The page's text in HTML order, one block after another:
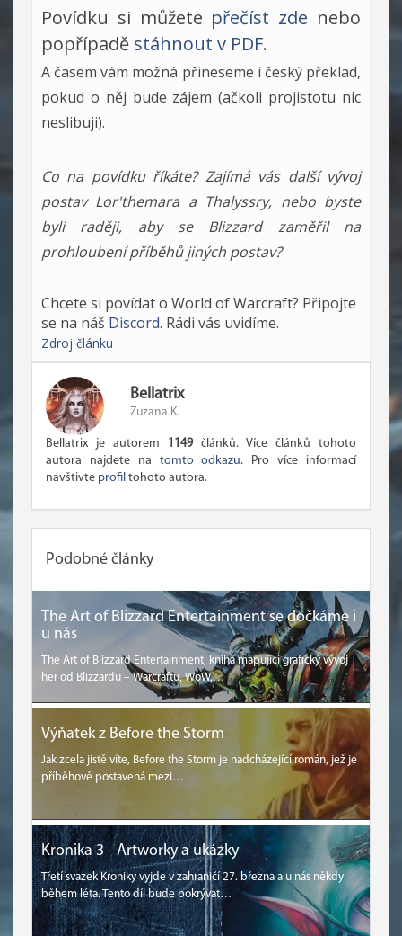
Povídku si můžete přečíst zde nebo
popřípadě stáhnout v PDF.
A časem vám možná přineseme i český překlad,
pokud o něj bude zájem (ačkoli projistotu nic
neslibuji).
Co na povídku říkáte? Zajímá vás další vývoj
postav Lor'themara a Thalyssry, nebo byste
byli raději, aby se Blizzard zaměřil na
prohloubení příběhů jiných postav?
Chcete si povídat o World of Warcraft? Připojte
se na náš Discord. Rádi vás uvidíme.
Zdroj článku
Bellatrix
Zuzana K.
Bellatrix je autorem 1149článků. Více článků tohoto
autora najdete na tomto odkazu. Pro více informací
navštivte profil tohoto autora.
Podobné články
The Art of Blizzard Entertainment se dočkáme i
u nás
The Art of Blizzard Entertainment, kniha mapující grafický vývoj
her od Blizzardu – Warcraftu, WoW,…
Výňatek z Before the Storm
Jak zcela jistě víte, Before the Storm je nadcházející román, jež je
příběhově postavená mezi…
Kronika 3 - Artworky a ukázky
Třetí svazek Kroniky vyjde v zahraničí 27. března a u nás někdy
během léta. Tento díl bude pokrývat…